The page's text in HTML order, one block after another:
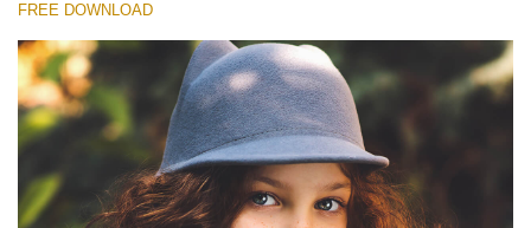
(2067 Lr Presets)
ดาวน์โหลดฟรี
FREE DOWNLOAD